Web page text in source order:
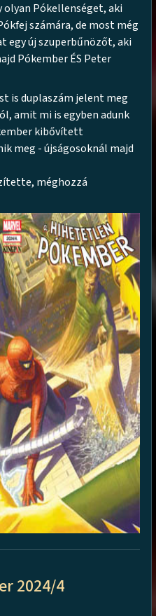
olyan Pókellenséget, aki
számára, de most még
egy új szuperbűnözőt, aki
Pókember ÉS Peter
is duplaszám jelent meg
amit mi is egyben adunk
kibővített
meg - újságosoknál majd
méghozzá
2024/4